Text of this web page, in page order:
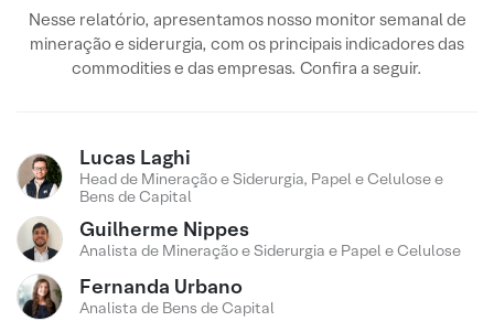
Nesse relatório, apresentamos nosso monitor semanal de
mineração e siderurgia, com os principais indicadores das
commodities e das empresas. Confira a seguir.
Lucas Laghi
Head de Mineração e Siderurgia, Papel e Celulose e
Bens de Capital
Guilherme Nippes
Analista de Mineração e Siderurgia e Papel e Celulose
Fernanda Urbano
Analista de Bens de Capital